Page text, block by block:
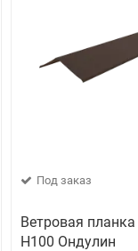
Под заказ
Ветровая
H100 Ондулин